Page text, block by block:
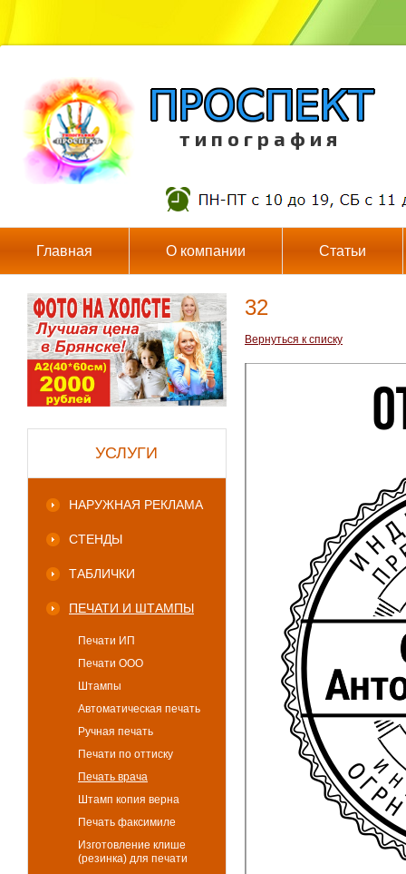
т и п о г р а ф и я
Главная О компании Статьи
УСЛУГИ
НАРУЖНАЯ РЕКЛАМА
СТЕНДЫ
ТАБЛИЧКИ
ПЕЧАТИ И ШТАМПЫ
Печати ИП
Печати ООО
Штампы
Автоматическая печать
Ручная печать
Печати по оттиску
Печать врача
Штамп копия верна
Печать факсимиле
Изготовление клише
(резинка) для печати
32
Вернуться к списку